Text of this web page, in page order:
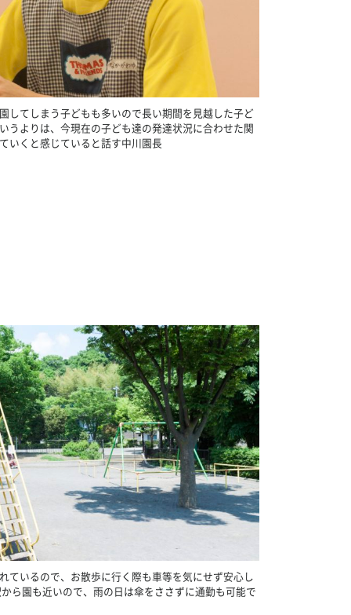
してしまう子どもも多いので長い期間を見越した子ど
うよりは、今現在の子ども達の発達状況に合わせた関
いくと感じていると話す中川園長
ているので、お散歩に行く際も車等を気にせず安心し
ら園も近いので、雨の日は傘をささずに通勤も可能で